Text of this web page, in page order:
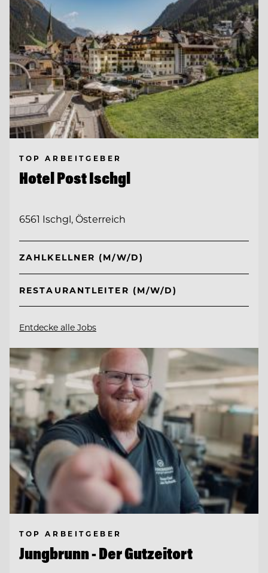
TOP ARBEITGEBER
Hotel Post Ischgl
6561 Ischgl, Österreich
ZAHLKELLNER (M/W/D)
RESTAURANTLEITER (M/W/D)
Entdecke alle Jobs
TOP ARBEITGEBER
Jungbrunn - Der Gutzeitort